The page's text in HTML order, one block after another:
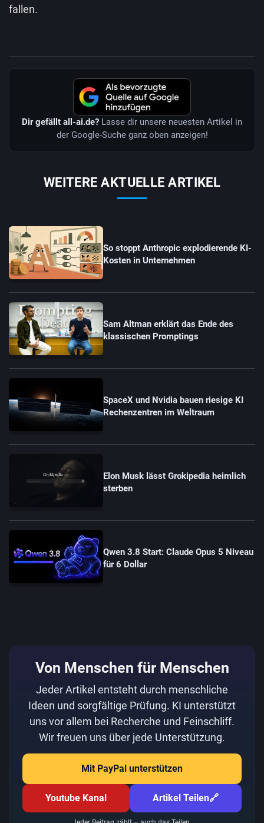
fallen.
Dir gefällt all-ai.de? Lasse dir unsere neuesten Artikel in
der Google-Suche ganz oben anzeigen!
WEITERE AKTUELLE ARTIKEL
So stoppt Anthropic explodierende KI-
Kosten in Unternehmen
Sam Altman erklärt das Ende des
klassischen Promptings
SpaceX und Nvidia bauen riesige KI
Rechenzentren im Weltraum
Elon Musk lässt Grokipedia heimlich
sterben
Qwen 3.8 Start: Claude Opus 5 Niveau
für 6 Dollar
Von Menschen für Menschen
Jeder Artikel entsteht durch menschliche
Ideen und sorgfältige Prüfung. KI unterstützt
uns vor allem bei Recherche und Feinschliff.
Wir freuen uns über jede Unterstützung.
Mit PayPal unterstützen
Youtube Kanal Artikel Teilen🔗